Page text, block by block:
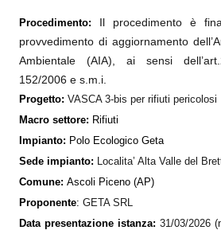
Procedimento: Il procedimento è
provvedimento di aggiornamento
Ambientale (AIA), ai sensi
152/2006 e s.m.i.
Progetto: VASCA 3-bis per rifiuti pericolosi
Macro settore: Rifiuti
Impianto: Polo Ecologico Geta
Sede impianto: Localita’ Alta Valle del
Comune: Ascoli Piceno (AP)
Proponente: GETA SRL
Data presentazione istanza: 31/03/2026